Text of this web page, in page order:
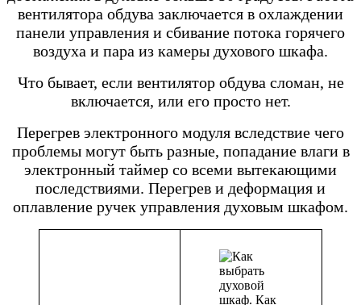
вентилятора обдува заключается в охлаждении
панели управления и сбивание потока горячего
воздуха и пара из камеры духового шкафа.
Что бывает, если вентилятор обдува сломан, не
включается, или его просто нет.
Перегрев электронного модуля вследствие чего
проблемы могут быть разные, попадание влаги в
электронный таймер со всеми вытекающими
последствиями. Перегрев и деформация и
оплавление ручек управления духовым шкафом.